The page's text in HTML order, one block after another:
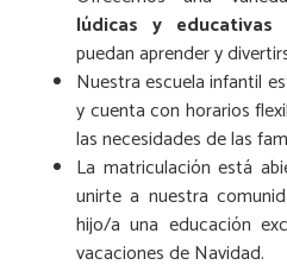
lúdicas y educativas
puedan aprender y
Nuestra escuela infantil
y cuenta con horarios
las necesidades de las
La matriculación está
unirte a nuestra
hijo/a una educación
vacaciones de Navidad.